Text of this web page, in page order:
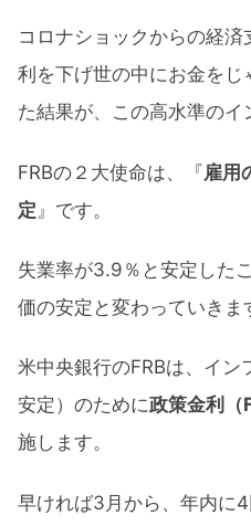
コロナショックからの経
利を下げ世の中にお金を
た結果が、この高水準のイ
FRBの２大使命は、『 雇用
定 』です。
失業率が3.9％と安定した
価の安定と変わっていきま
米中央銀行のFRBは、イ
安定）のために政策金利（
施します。
早ければ3月から、年内に